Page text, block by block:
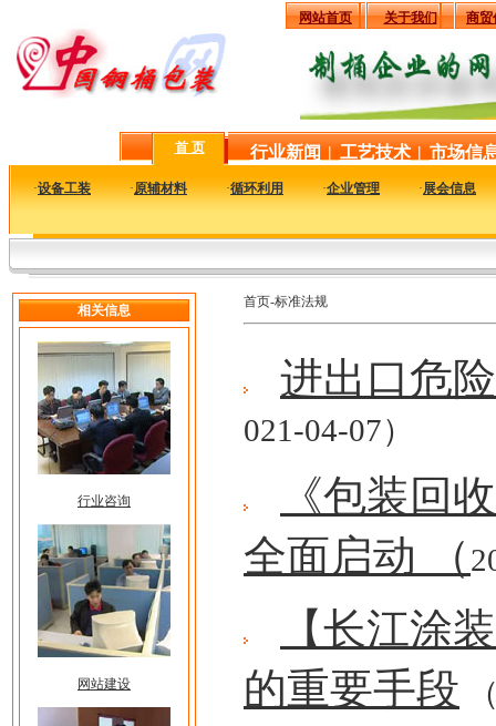
网站首页 关于我们 商贸
首 页 行业新闻 | 工艺技术 | 市场信
·设备工装 ·原辅材料 ·循环利用 ·企业管理 ·展会信息
相关信息
行业咨询
网站建设
首页-标准法规
进出口危
021-04-07）
《包装回
全面启动 （
【长江涂
的重要手段